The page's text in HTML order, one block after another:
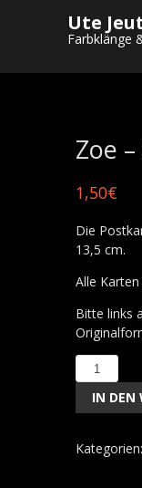
Ute
Farbklänge
Startseite
A 6/ Zoe
Zoe
1,50€
Die
13,5 cm.
Alle
Bitte links
Zoe
57
IN DEN
Kategorien: